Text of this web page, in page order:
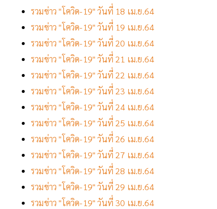
รวมข่าว "โควิด-19" วันที่ 18 เม.ย.64
รวมข่าว "โควิด-19" วันที่ 19 เม.ย.64
รวมข่าว "โควิด-19" วันที่ 20 เม.ย.64
รวมข่าว "โควิด-19" วันที่ 21 เม.ย.64
รวมข่าว "โควิด-19" วันที่ 22 เม.ย.64
รวมข่าว "โควิด-19" วันที่ 23 เม.ย.64
รวมข่าว "โควิด-19" วันที่ 24 เม.ย.64
รวมข่าว "โควิด-19" วันที่ 25 เม.ย.64
รวมข่าว "โควิด-19" วันที่ 26 เม.ย.64
รวมข่าว "โควิด-19" วันที่ 27 เม.ย.64
รวมข่าว "โควิด-19" วันที่ 28 เม.ย.64
รวมข่าว "โควิด-19" วันที่ 29 เม.ย.64
รวมข่าว "โควิด-19" วันที่ 30 เม.ย.64